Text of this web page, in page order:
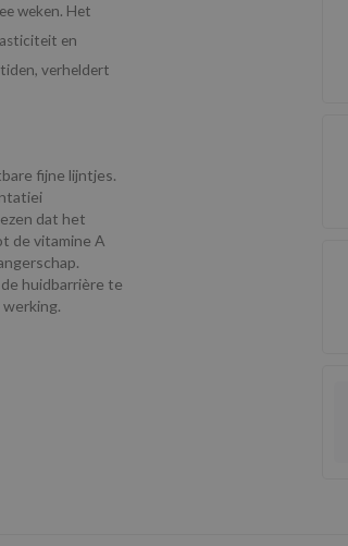
weken. Het
en
verheldert
fijne lijntjes.
dat het
de vitamine A
huidbarrière te